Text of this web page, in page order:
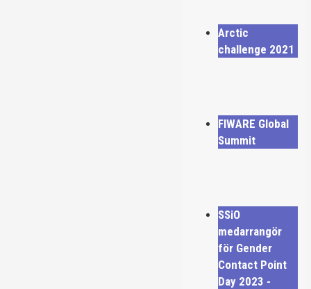
Arctic
challenge 2021
FIWARE Global
Summit
SSiO
medarrangör
för Gender
Contact Point
Day 2023 -